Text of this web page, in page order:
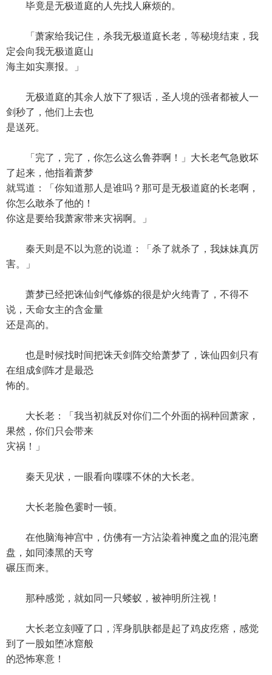
毕竟是无极道庭的人先找人麻烦的。
「萧家给我记住，杀我无极道庭长老，等秘境结束，我
定会向我无极道庭山
海主如实禀报。」
无极道庭的其余人放下了狠话，圣人境的强者都被人一
剑秒了，他们上去也
是送死。
「完了，完了，你怎么这么鲁莽啊！」大长老气急败坏
了起来，他指着萧梦
就骂道：「你知道那人是谁吗？那可是无极道庭的长老啊，
你怎么敢杀了他的！
你这是要给我萧家带来灾祸啊。」
秦天则是不以为意的说道：「杀了就杀了，我妹妹真厉
害。」
萧梦已经把诛仙剑气修炼的很是炉火纯青了，不得不
说，天命女主的含金量
还是高的。
也是时候找时间把诛天剑阵交给萧梦了，诛仙四剑只有
在组成剑阵才是最恐
怖的。
大长老：「我当初就反对你们二个外面的祸种回萧家，
果然，你们只会带来
灾祸！」
秦天见状，一眼看向喋喋不休的大长老。
大长老脸色霎时一顿。
在他脑海神宫中，仿佛有一方沾染着神魔之血的混沌磨
盘，如同漆黑的天穹
碾压而来。
那种感觉，就如同一只蝼蚁，被神明所注视！
大长老立刻哑了口，浑身肌肤都是起了鸡皮疙瘩，感觉
到了一股如堕冰窟般
的恐怖寒意！